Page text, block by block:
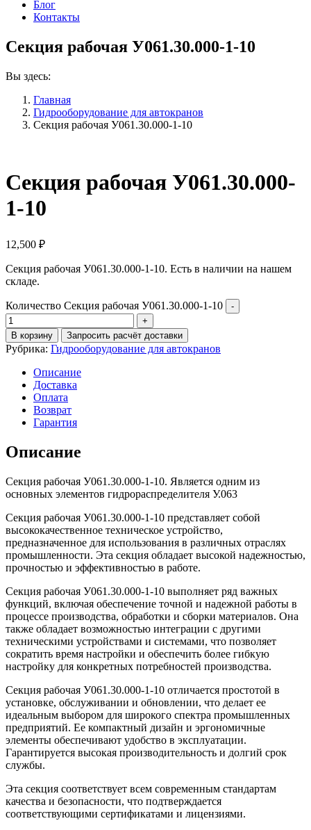
Блог
Контакты
Секция рабочая У061.30.000-1-10
Вы здесь:
Главная
Гидрооборудование для автокранов
Секция рабочая У061.30.000-1-10
Секция рабочая У061.30.000-
1-10
12,500 ₽
Секция рабочая У061.30.000-1-10. Есть в наличии на нашем
складе.
Количество Секция рабочая У061.30.000-1-10
В корзину Запросить расчёт доставки
Рубрика: Гидрооборудование для автокранов
Описание
Доставка
Оплата
Возврат
Гарантия
Описание
Секция рабочая У061.30.000-1-10. Является одним из
основных элементов гидрораспределителя У.063
Секция рабочая У061.30.000-1-10 представляет собой
высококачественное техническое устройство,
предназначенное для использования в различных отраслях
промышленности. Эта секция обладает высокой надежностью,
прочностью и эффективностью в работе.
Секция рабочая У061.30.000-1-10 выполняет ряд важных
функций, включая обеспечение точной и надежной работы в
процессе производства, обработки и сборки материалов. Она
также обладает возможностью интеграции с другими
техническими устройствами и системами, что позволяет
сократить время настройки и обеспечить более гибкую
настройку для конкретных потребностей производства.
Секция рабочая У061.30.000-1-10 отличается простотой в
установке, обслуживании и обновлении, что делает ее
идеальным выбором для широкого спектра промышленных
предприятий. Ее компактный дизайн и эргономичные
элементы обеспечивают удобство в эксплуатации.
Гарантируется высокая производительность и долгий срок
службы.
Эта секция соответствует всем современным стандартам
качества и безопасности, что подтверждается
соответствующими сертификатами и лицензиями.